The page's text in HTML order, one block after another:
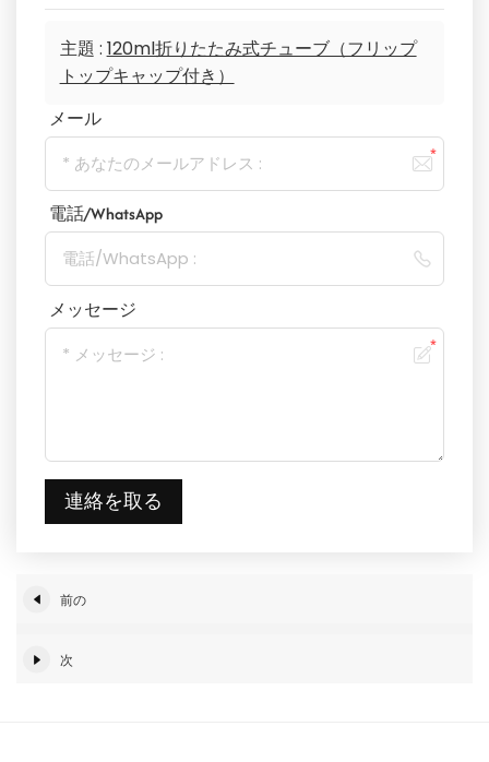
主題 : 120ml折りたたみ式チューブ（フリップ
トップキャップ付き）
メール
電話/WhatsApp
メッセージ
連絡を取る
前の
次